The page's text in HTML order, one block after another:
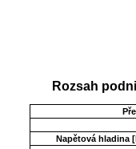
Rozsah
Napětová hladina